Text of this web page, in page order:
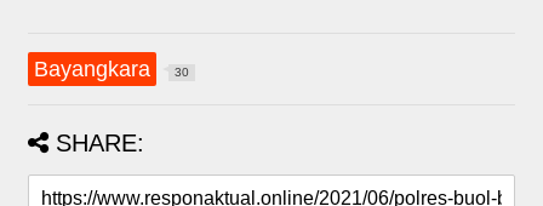
Bayangkara 30
SHARE: